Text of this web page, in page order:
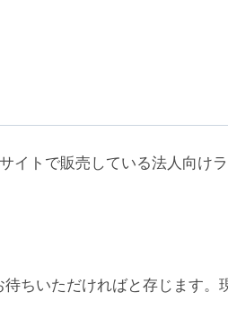
トで販売している法人向け
ちいただければと存じます。